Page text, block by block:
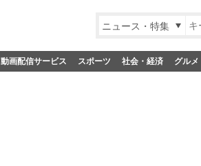
ニュース・特集
動画配信サービス スポーツ 社会・経済 グルメ